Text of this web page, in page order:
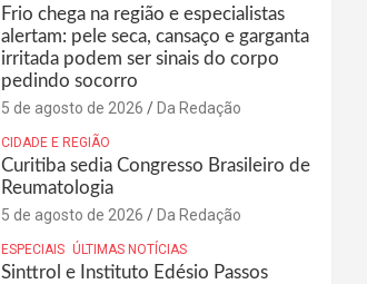
Frio chega na região e especialistas
alertam: pele seca, cansaço e garganta
irritada podem ser sinais do corpo
pedindo socorro
5 de agosto de 2026 Da Redação
CIDADE E REGIÃO
Curitiba sedia Congresso Brasileiro de
Reumatologia
5 de agosto de 2026 Da Redação
ESPECIAIS ÚLTIMAS NOTÍCIAS
Sinttrol e Instituto Edésio Passos